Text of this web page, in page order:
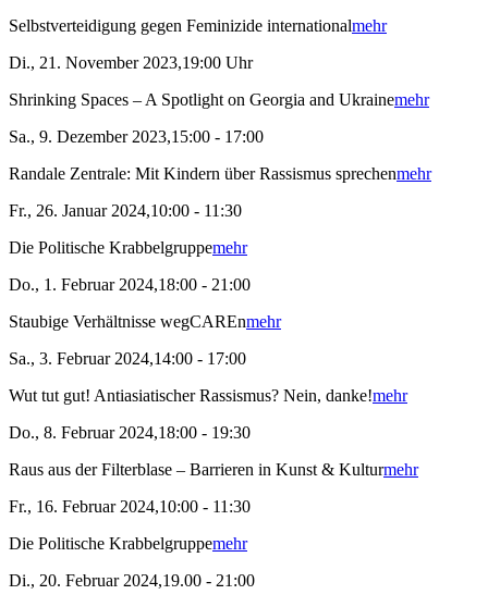
Selbstverteidigung gegen Feminizide internationalmehr
Di., 21. November 2023,19:00 Uhr
Shrinking Spaces – A Spotlight on Georgia and Ukrainemehr
Sa., 9. Dezember 2023,15:00 - 17:00
Randale Zentrale: Mit Kindern über Rassismus sprechenmehr
Fr., 26. Januar 2024,10:00 - 11:30
Die Politische Krabbelgruppemehr
Do., 1. Februar 2024,18:00 - 21:00
Staubige Verhältnisse wegCAREnmehr
Sa., 3. Februar 2024,14:00 - 17:00
Wut tut gut! Antiasiatischer Rassismus? Nein, danke!mehr
Do., 8. Februar 2024,18:00 - 19:30
Raus aus der Filterblase – Barrieren in Kunst & Kulturmehr
Fr., 16. Februar 2024,10:00 - 11:30
Die Politische Krabbelgruppemehr
Di., 20. Februar 2024,19.00 - 21:00